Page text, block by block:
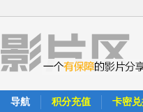
导航 积分充值 卡密